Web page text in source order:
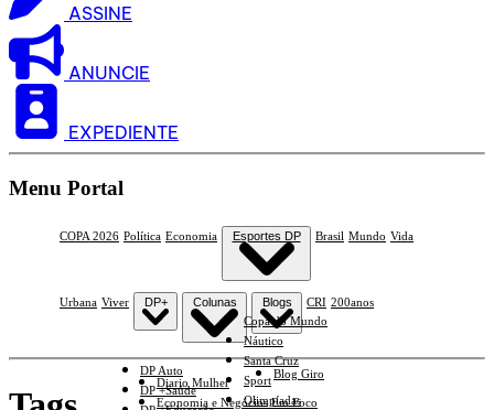
ASSINE
ANUNCIE
EXPEDIENTE
Menu Portal
COPA 2026 Política Economia Esportes DP
Copa do Mundo
Náutico
Santa Cruz
Sport
Olimpíadas
Brasil Mundo Vida
Urbana Viver DP+
DP Auto
DP +Saúde
Colunas
Diario Mulher
Economia e Negócios Em Foco
Blogs
Blog Giro
CRI 200anos